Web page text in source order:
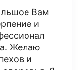
Вам
и
Желаю
и